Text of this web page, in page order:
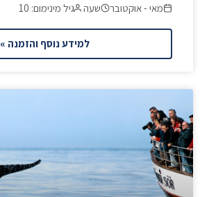
מאי - אוקטובר שעה גיל מינימום: 10
למידע נוסף והזמנה »